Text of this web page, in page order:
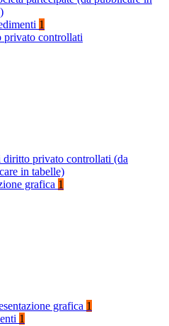
1
controllati
diritto privato controllati (da
in tabelle)
grafica 1
grafica 1
1